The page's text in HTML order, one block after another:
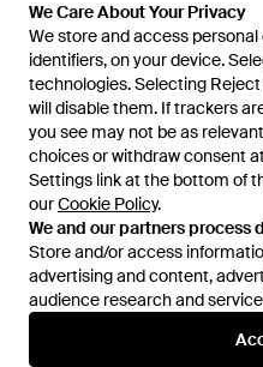
We Care About Your Privacy
We store and access
identifiers, on your device.
technologies. Selecting
will disable them. If trackers
you see may not be as
choices or withdraw consent
Settings link at the bottom of
ourCookie Policy.
We and our partners process
Store and/or access
advertising and content,
audience research and
Hulp en informatie